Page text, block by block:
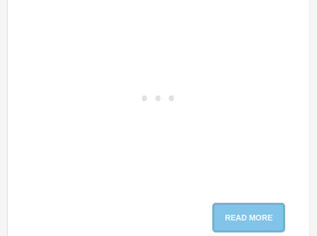
READ MORE